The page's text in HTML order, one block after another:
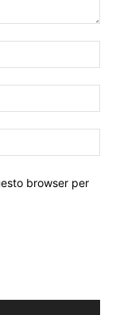
browser per